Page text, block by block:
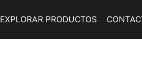
EXPLORAR PRODUCTOS